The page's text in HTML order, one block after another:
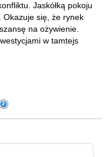
Jaskółką pokoju
Okazuje się, że rynek
na ożywienie.
w tamtejs